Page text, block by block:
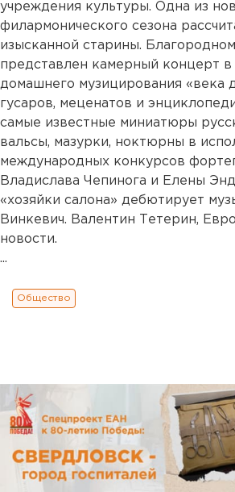
учреждения культуры. Одна из
филармонического сезона
изысканной старины.
представлен камерный концерт в
домашнего музицирования «века
гусаров, меценатов и
самые известные миниатюры
вальсы, мазурки, ноктюрны в
международных конкурсов
Владислава Чепинога и Елены
«хозяйки салона» дебютирует
Винкевич. Валентин Тетерин,
новости.
...
Общество